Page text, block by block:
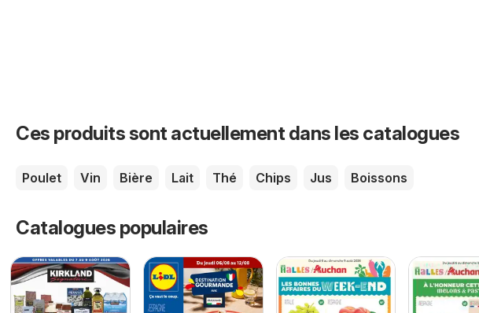
Ces produits sont actuellement dans les catalogues
Poulet Vin Bière Lait Thé Chips Jus Boissons
Catalogues populaires